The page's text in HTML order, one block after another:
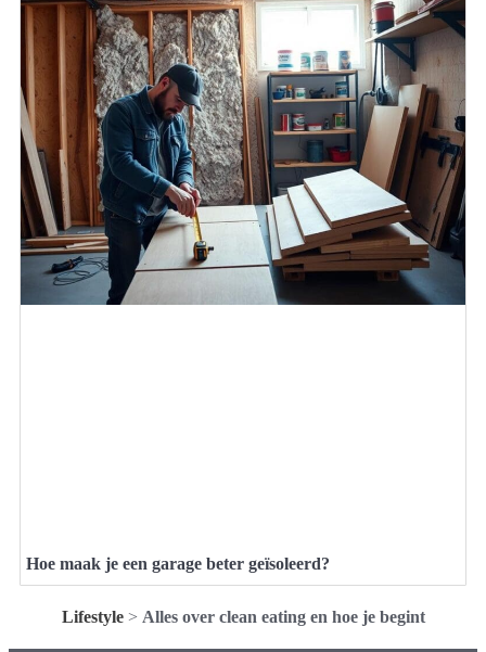
Hoe maak je een garage beter geïsoleerd?
Lifestyle> Alles over clean eating en hoe je begint